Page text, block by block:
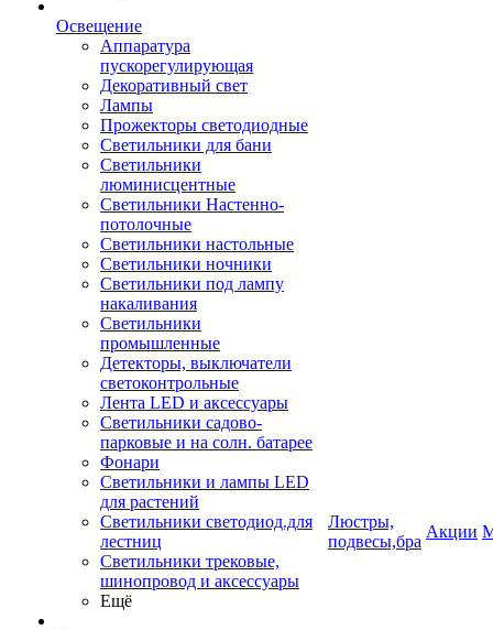
Освещение
Аппаратура
пускорегулирующая
Декоративный свет
Лампы
Прожекторы светодиодные
Светильники для бани
Светильники
люминисцентные
Светильники Настенно-
потолочные
Светильники настольные
Светильники ночники
Светильники под лампу
накаливания
Светильники
промышленные
Детекторы, выключатели
светоконтрольные
Лента LED и аксессуары
Светильники садово-
парковые и на солн. батарее
Фонари
Светильники и лампы LED
для растений
Светильники светодиод.для
лестниц
Светильники трековые,
шинопровод и аксессуары
Ещё
Люстры,
подвесы,бра
Акции